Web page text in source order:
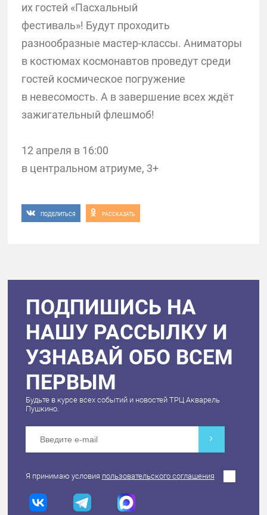
их гостей «Пасхальный
фестиваль»! Будут проходить
разнообразные мастер-классы. Аниматоры
в костюмах космонавтов проведут среди
гостей космическое погружение
в невесомость. А в завершение всех ждёт
зажигательный флешмоб!
12 апреля в 16:00
в центральном атриуме, 3+
ПОДЕЛИТЬСЯ РАССКАЗАТЬ
ПОДПИШИСЬ НА
НАШУ РАССЫЛКУ И
УЗНАВАЙ ОБО ВСЕМ
ПЕРВЫМ
Будьте в курсе всех событий и новостей ТРЦ Акварель
Пушкино.
Я принимаю условия пользовательского соглашения